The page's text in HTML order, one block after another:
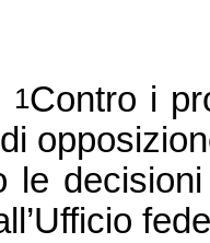
1Contro i
le
Ufficio